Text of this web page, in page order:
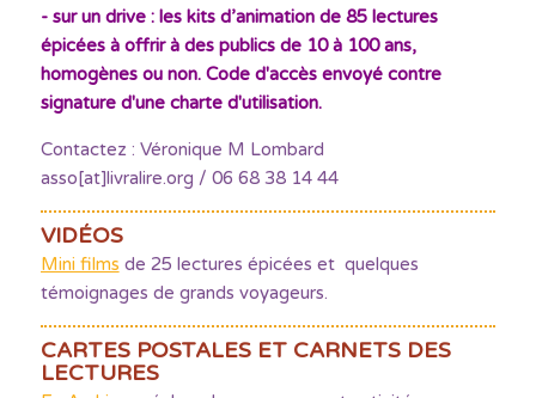
- sur un drive : les kits d’animation de 85 lectures
épicées à offrir à des publics de 10 à 100 ans,
homogènes ou non. Code d'accès envoyé contre
signature d'une charte d'utilisation.
Contactez : Véronique M Lombard
asso[at]livralire.org / 06 68 38 14 44
VIDÉOS
Mini films de 25 lectures épicées et quelques
témoignages de grands voyageurs.
CARTES POSTALES ET CARNETS DES
LECTURES